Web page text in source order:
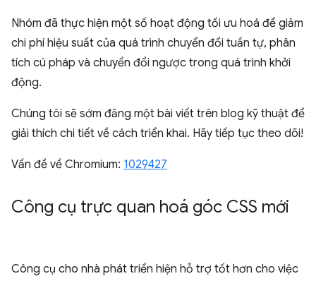
Nhóm đã thực hiện một số hoạt động tối ưu hoá để giảm
chi phí hiệu suất của quá trình chuyển đổi tuần tự, phân
tích cú pháp và chuyển đổi ngược trong quá trình khởi
động.
Chúng tôi sẽ sớm đăng một bài viết trên blog kỹ thuật để
giải thích chi tiết về cách triển khai. Hãy tiếp tục theo dõi!
Vấn đề về Chromium: 1029427
Công cụ trực quan hoá góc CSS mới
Công cụ cho nhà phát triển hiện hỗ trợ tốt hơn cho việc